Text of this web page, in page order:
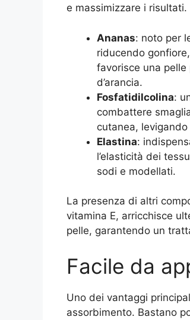
e massimizzare i
Ananas: noto per
riducendo
favorisce una
d’arancia.
Fosfatidilcolina:
combattere
cutanea,
Elastina:
l’elasticità dei
sodi e modellati.
La presenza di altri
vitamina E, arricchisce
pelle, garantendo un
Facile da
Uno dei vantaggi
assorbimento. Bastano